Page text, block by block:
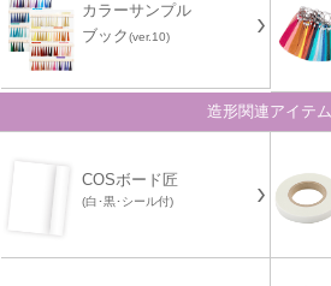
カラーサンプル
ブック(ver.10)
造形関連アイテム
COSボード匠
(白･黒･シール付)